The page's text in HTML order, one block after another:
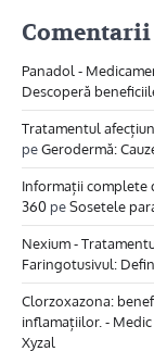
Comentarii
Panadol -
Descoperă
Tratamentul
peGerodermă:
Informații complete
360 peSosetele
Nexium -
Faringotusivul:
Clorzoxazona:
inflamațiilor. -
Xyzal